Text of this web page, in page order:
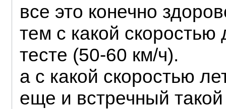
все это конечно
тем с какой скоростью
тесте (50-60 км/ч).
а с какой скоростью
еще и встречный